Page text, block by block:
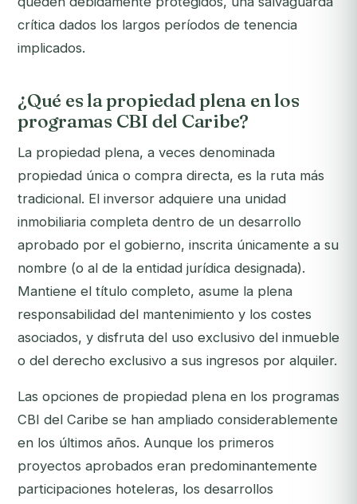
crítica dados los largos períodos de tenencia
implicados.
¿Qué es la propiedad plena en los
programas CBI del Caribe?
La propiedad plena, a veces denominada
propiedad única o compra directa, es la ruta más
tradicional. El inversor adquiere una unidad
inmobiliaria completa dentro de un desarrollo
aprobado por el gobierno, inscrita únicamente a su
nombre (o al de la entidad jurídica designada).
Mantiene el título completo, asume la plena
responsabilidad del mantenimiento y los costes
asociados, y disfruta del uso exclusivo del inmueble
o del derecho exclusivo a sus ingresos por alquiler.
Las opciones de propiedad plena en los programas
CBI del Caribe se han ampliado considerablemente
en los últimos años. Aunque los primeros
proyectos aprobados eran predominantemente
participaciones hoteleras, los desarrollos